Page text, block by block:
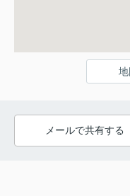
メールで共有する